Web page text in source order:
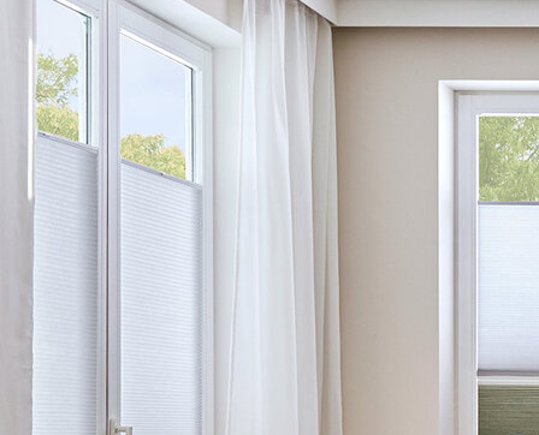
brosúrák
Duette-Impressionen
Sonnenschutz nach Maß
EK-megfelelőségi nyilatkozat
EG-Konformitätserklärung DU25GF-EL
Motor Datenblätter
Ezek a LEHA előnyei
Egyedi méretre gyártás Ausztriában
Szakmai tanácsadás hozzáértő csapatunktól